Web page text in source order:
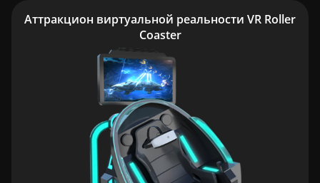
Аттракцион виртуальной реальности VR Roller
Coaster